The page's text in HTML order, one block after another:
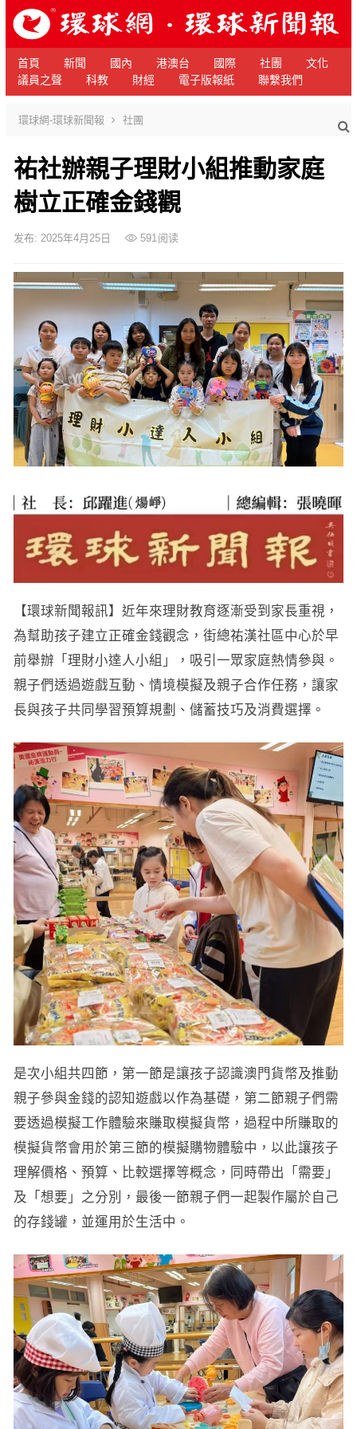
首頁 新聞 國內 港澳台 國際 社團
文化
議員之聲
科教 財經 電子版報紙 聯繫我們
環球網-環球新聞報 社團
祐社辦親子理財小組推動家庭
樹立正確金錢觀
发布: 2025年4月25日 591阅读
【環球新聞報訊】近年來理財教育逐漸受到家長重視，
為幫助孩子建立正確金錢觀念，街總祐漢社區中心於早
前舉辦「理財小達人小組」，吸引一眾家庭熱情參與。
親子們透過遊戲互動、情境模擬及親子合作任務，讓家
長與孩子共同學習預算規劃、儲蓄技巧及消費選擇。
是次小組共四節，第一節是讓孩子認識澳門貨幣及推動
親子參與金錢的認知遊戲以作為基礎，第二節親子們需
要透過模擬工作體驗來賺取模擬貨幣，過程中所賺取的
模擬貨幣會用於第三節的模擬購物體驗中，以此讓孩子
理解價格、預算、比較選擇等概念，同時帶出「需要」
及「想要」之分別，最後一節親子們一起製作屬於自己
的存錢罐，並運用於生活中。